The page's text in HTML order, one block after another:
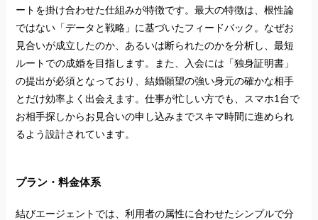
ートを掛け合わせた仕組みが特徴です。最大の特徴は、根性論
ではない「データと戦略」に基づいたフィードバック。なぜお
見合いが成立したのか、あるいは断られたのかを分析し、最短
ルートでの成婚を目指します。また、入会には「独身証明書」
の提出が必須となっており、結婚願望の強い身元の確かな相手
とだけ効率よく出会えます。仕事が忙しい方でも、スマホ1台で
お相手探しからお見合いの申し込みまでスキマ時間に進められ
るよう設計されています。
プラン・料金体系
結びエージェントでは、利用者の属性に合わせたシンプルで分